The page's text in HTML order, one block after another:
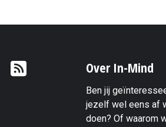
Over In-Mind
Ben jij
jezelf wel eens af
doen? Of waarom